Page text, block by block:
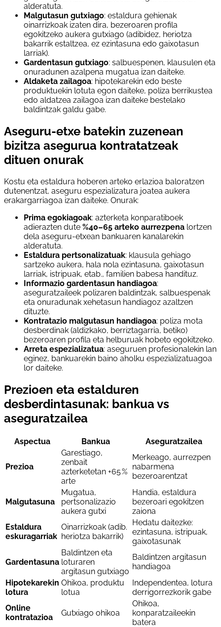
alderatuta.
Malgutasun gutxiago: estaldura gehienak
oinarrizkoak izaten dira, bezeroaren profila
egokitzeko aukera gutxiago (adibidez, heriotza
bakarrik estaltzea, ez ezintasuna edo gaixotasun
larriak).
Gardentasun gutxiago: salbuespenen, klausulen eta
onuradunen azalpena mugatua izan daiteke.
Aldaketa zailagoa: hipotekarekin edo beste
produktuekin lotuta egon daiteke, poliza berrikustea
edo aldatzea zailagoa izan daiteke bestelako
baldintzak galdu gabe.
Aseguru-etxe batekin zuzenean
bizitza asegurua kontratatzeak
dituen onurak
Kostu eta estaldura hoberen arteko erlazioa baloratzen
dutenentzat, aseguru espezializatura joatea aukera
erakargarriagoa izan daiteke. Onurak:
Prima egokiagoak: azterketa konparatiboek
adierazten dute %40–65 arteko aurrezpena lortzen
dela aseguru-etxean bankuaren kanalarekin
alderatuta.
Estaldura pertsonalizatuak: klausula gehiago
sartzeko aukera, hala nola ezintasuna, gaixotasun
larriak, istripuak, etab., familien babesa handituz.
Informazio gardentasun handiagoa:
aseguratzaileek polizaren baldintzak, salbuespenak
eta onuradunak xehetasun handiagoz azaltzen
dituzte.
Kontratazio malgutasun handiagoa: poliza mota
desberdinak (aldizkako, berriztagarria, betiko)
bezeroaren profila eta helburuak hobeto egokitzeko.
Arreta espezializatua: aseguruen profesionalekin lan
eginez, bankuarekin baino aholku espezializatuagoa
lor daiteke.
Prezioen eta estalduren
desberdintasunak: bankua vs
aseguratzailea
Aspectua Bankua Aseguratzailea
Prezioa
Garestiago,
zenbait
azterketetan +65 %
arte
Merkeago, aurrezpen
nabarmena
bezeroarentzat
Malgutasuna
Mugatua,
pertsonalizazio
aukera gutxi
Handia, estaldura
bezeroari egokitzen
zaiona
Estaldura
eskuragarriak
Oinarrizkoak (adib.
heriotza bakarrik)
Hedatu daitezke:
ezintasuna, istripuak,
gaixotasunak
Gardentasuna
Baldintzen eta
loturaren
argitasun gutxiago
Baldintzen argitasun
handiagoa
Hipotekarekin
lotura
Ohikoa, produktu
lotua
Independentea, lotura
derrigorrezkorik gabe
Online
kontratazioa
Gutxiago ohikoa
Ohikoa,
konparatzaileekin
batera